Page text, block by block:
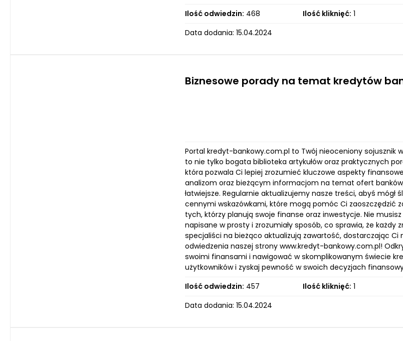
Ilość odwiedzin: 468 Ilość kliknięć: 1
Data dodania: 15.04.2024
Biznesowe porady na temat kredytów
Portal kredyt-bankowy.com.pl to Twój nieoceniony sojusznik
to nie tylko bogata biblioteka artykułów oraz praktycznych
która pozwala Ci lepiej zrozumieć kluczowe aspekty
analizom oraz bieżącym informacjom na temat ofert
łatwiejsze. Regularnie aktualizujemy nasze treści, abyś
cennymi wskazówkami, które mogą pomóc Ci zaoszczędzić
tych, którzy planują swoje finanse oraz inwestycje. Nie
napisane w prosty i zrozumiały sposób, co sprawia, że każdy
specjaliści na bieżąco aktualizują zawartość, dostarczając
odwiedzenia naszej strony www.kredyt-bankowy.com.pl!
swoimi finansami i nawigować w skomplikowanym świecie
użytkowników i zyskaj pewność w swoich decyzjach
Ilość odwiedzin: 457 Ilość kliknięć: 1
Data dodania: 15.04.2024